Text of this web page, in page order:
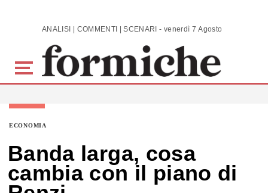
Skip to main content ANALISI | COMMENTI | SCENARI - venerdì 7 Agosto 2026
ECONOMIA
Banda larga, cosa
cambia con il piano di